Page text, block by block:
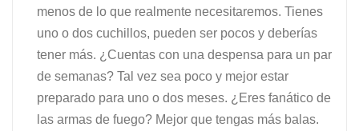
menos de lo que realmente necesitaremos. Tienes
uno o dos cuchillos, pueden ser pocos y deberías
tener más. ¿Cuentas con una despensa para un par
de semanas? Tal vez sea poco y mejor estar
preparado para uno o dos meses. ¿Eres fanático de
las armas de fuego? Mejor que tengas más balas.